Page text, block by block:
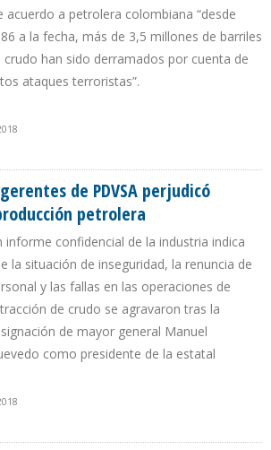
acuerdo a petrolera colombiana “desde
a la fecha, más de 3,5 millones de barriles
crudo han sido derramados por cuenta de
ataques terroristas”.
DE TUMACOde PDVSA perjudicó
petrolera
informe confidencial de la industria indica
la situación de inseguridad, la renuncia de
y las fallas en las operaciones de
de crudo se agravaron tras la
de mayor general Manuel
como presidente de la estatal